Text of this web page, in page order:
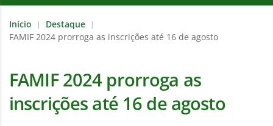
Início | Destaque |
FAMIF 2024 prorroga as inscrições até 16 de agosto
FAMIF 2024 prorroga as
inscrições até 16 de agosto